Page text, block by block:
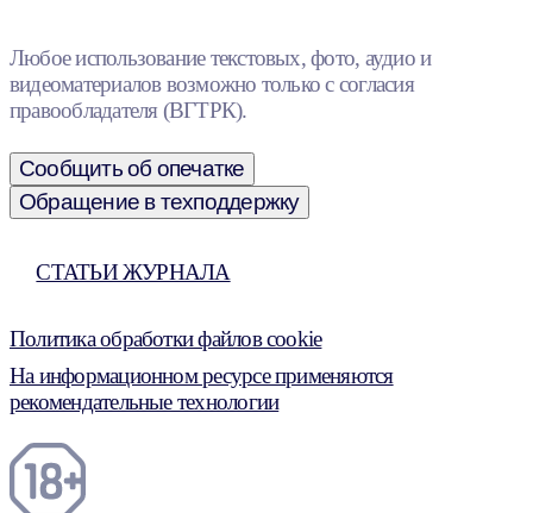
Любое использование текстовых, фото, аудио и
видеоматериалов возможно только с согласия
правообладателя (ВГТРК).
Сообщить об опечатке
Обращение в техподдержку
СТАТЬИ ЖУРНАЛА
Политика обработки файлов cookie
На информационном ресурсе применяются
рекомендательные технологии